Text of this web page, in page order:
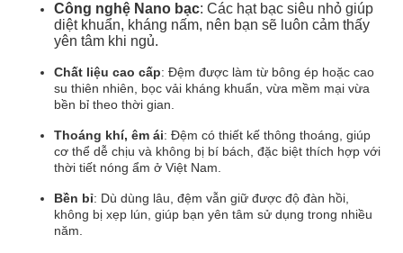
Công nghệ Nano bạc: Các hạt bạc siêu nhỏ giúp
diệt khuẩn, kháng nấm, nên bạn sẽ luôn cảm thấy
yên tâm khi ngủ.
Chất liệu cao cấp: Đệm được làm từ bông ép hoặc cao
su thiên nhiên, bọc vải kháng khuẩn, vừa mềm mại vừa
bền bỉ theo thời gian.
Thoáng khí, êm ái: Đệm có thiết kế thông thoáng, giúp
cơ thể dễ chịu và không bị bí bách, đặc biệt thích hợp với
thời tiết nóng ẩm ở Việt Nam.
Bền bỉ: Dù dùng lâu, đệm vẫn giữ được độ đàn hồi,
không bị xẹp lún, giúp bạn yên tâm sử dụng trong nhiều
năm.